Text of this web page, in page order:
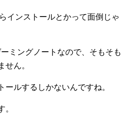
インストールとかって面倒じゃ
ミングノートなので、そもそも
せん。
ールするしかないんですね。
。